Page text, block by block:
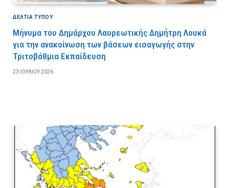
ΔΕΛΤΙΑ ΤΥΠΟΥ
Μήνυμα του Δημάρχου Λαυρεωτικής Δημήτρη Λουκά
για την ανακοίνωση των βάσεων εισαγωγής στην
Τριτοβάθμια Εκπαίδευση
23 ΙΟΥΛΊΟΥ 2026